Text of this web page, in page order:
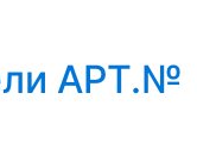
АРТ.№